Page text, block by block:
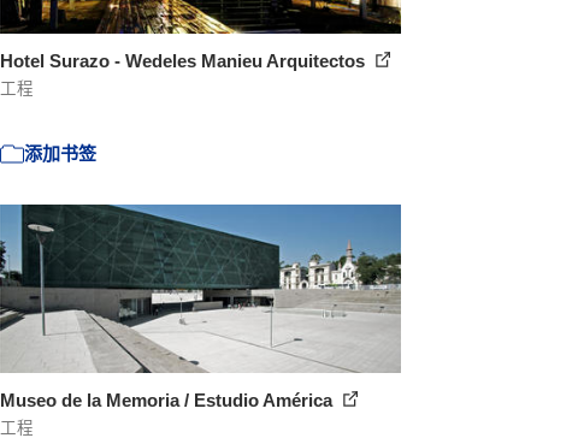
Hotel Surazo - Wedeles Manieu Arquitectos
工程
添加书签
Museo de la Memoria / Estudio América
工程